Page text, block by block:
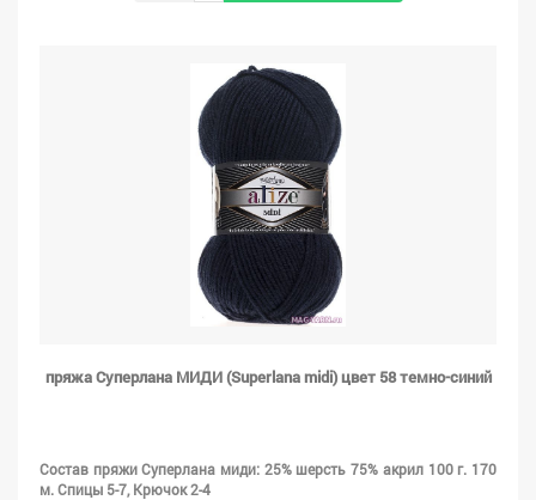
пряжа Суперлана МИДИ (Superlana midi) цвет 58 темно-синий
Состав пряжи Суперлана миди: 25% шерсть 75% акрил 100 г. 170
м. Спицы 5-7, Крючок 2-4